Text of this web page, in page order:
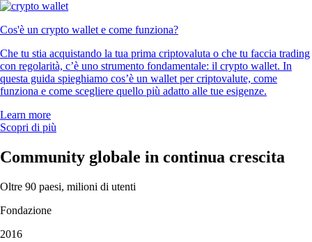
Cos'è un crypto wallet e come funziona?
Che tu stia acquistando la tua prima criptovaluta o che tu faccia trading
con regolarità, c’è uno strumento fondamentale: il crypto wallet. In
questa guida spieghiamo cos’è un wallet per criptovalute, come
funziona e come scegliere quello più adatto alle tue esigenze.
Learn more
Scopri di più
Community globale in continua crescita
Oltre 90 paesi, milioni di utenti
Fondazione
2016